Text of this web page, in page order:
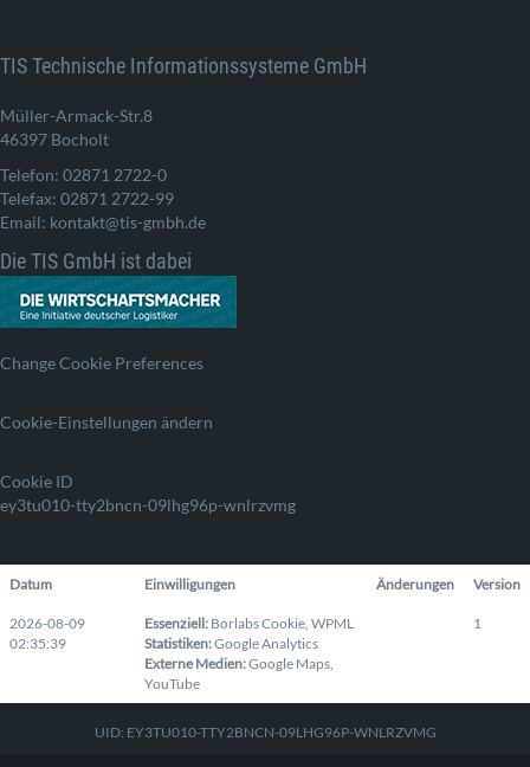
TIS Technische Informationssysteme GmbH
Müller-Armack-Str.8
46397 Bocholt
Telefon: 02871 2722-0
Telefax: 02871 2722-99
Email: kontakt@tis-gmbh.de
Die TIS GmbH ist dabei
Change Cookie Preferences
Cookie-Einstellungen ändern
Cookie ID
ey3tu010-tty2bncn-09lhg96p-wnlrzvmg
Datum Einwilligungen Änderungen Version
2026-08-09
02:35:39
Essenziell: Borlabs Cookie WPML
Statistiken:Google Analytics
Externe Medien:Google Maps
YouTube
1
UID: EY3TU010-TTY2BNCN-09LHG96P-WNLRZVMG